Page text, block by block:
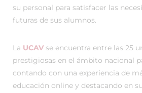
su personal para satisfacer las
futuras de sus alumnos.
La UCAV se encuentra entre las 25
prestigiosas en el ámbito nacional
contando con una experiencia de
educación online y destacando en